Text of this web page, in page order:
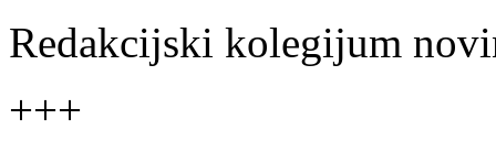
Redakcijski kolegijum
+++